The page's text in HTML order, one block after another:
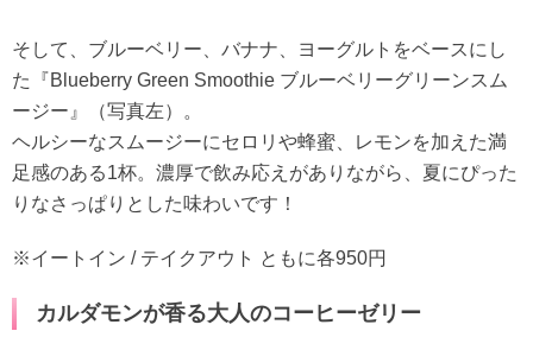
そして、ブルーベリー、バナナ、ヨーグルトをベースにし
た『Blueberry Green Smoothie ブルーベリーグリーンスム
ージー』（写真左）。
ヘルシーなスムージーにセロリや蜂蜜、レモンを加えた満
足感のある1杯。濃厚で飲み応えがありながら、夏にぴった
りなさっぱりとした味わいです！
※イートイン / テイクアウト ともに各950円
カルダモンが香る大人のコーヒーゼリー